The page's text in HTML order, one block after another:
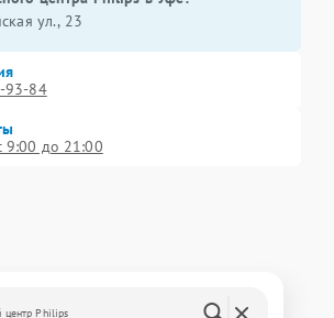
ул., 23
93-84
9:00 до 21:00
центр Philips